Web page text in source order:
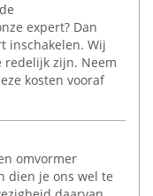
expert? Dan
inschakelen. Wij
redelijk zijn. Neem
kosten vooraf
omvormer
dien je ons wel te